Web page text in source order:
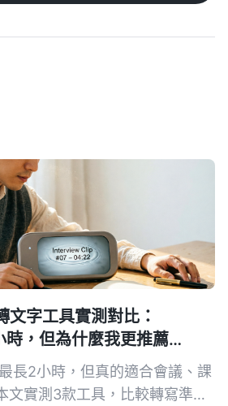
字工具實測對比：
，但為什麼我更推薦
長2小時，但真的適合會議、課
文實測3款工具，比較轉寫準確